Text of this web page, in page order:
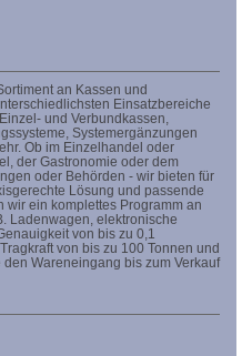
an Kassen und
Einsatzbereiche
und Verbundkassen,
Systemergänzungen
Ob im Einzelhandel oder
der Gastronomie oder dem
oder Behörden - wir bieten für
Lösung und passende
wir ein komplettes Programm an
Ladenwagen, elektronische
von bis zu 0,1
von bis zu 100 Tonnen und
Wareneingang bis zum Verkauf